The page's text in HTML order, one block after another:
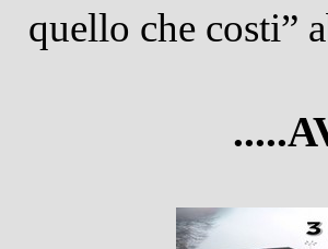
quello che costi”